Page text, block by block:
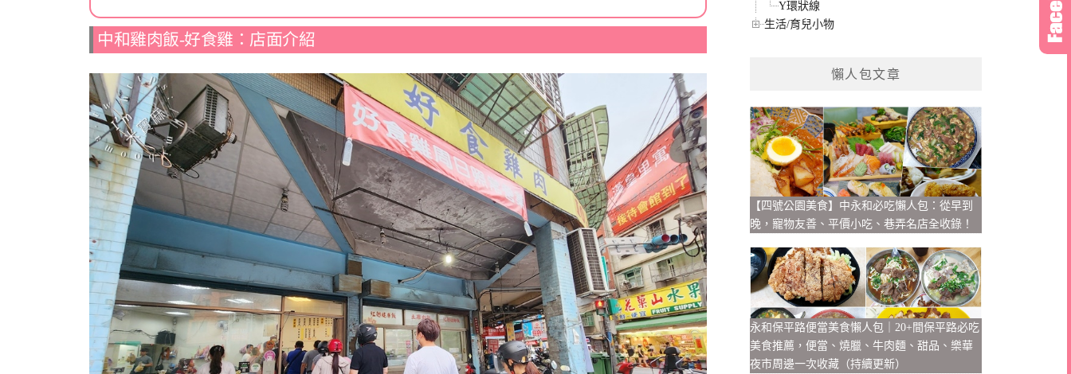
中和雞肉飯-好食雞：店面介紹
Y環狀線
生活/育兒小物
懶人包文章
【四號公園美食】中永和必吃懶人包：從早到
晚，寵物友善、平價小吃、巷弄名店全收錄！
永和保平路便當美食懶人包｜20+間保平路必吃
美食推薦，便當、燒臘、牛肉麵、甜品、樂華
夜市周邊一次收藏（持續更新）